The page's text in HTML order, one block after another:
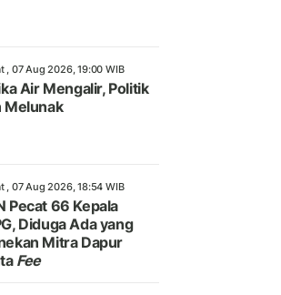
, 07 Aug 2026, 19:00 WIB
Air Mengalir, Politik
Melunak
, 07 Aug 2026, 18:54 WIB
Pecat 66 Kepala
Diduga Ada yang
Mitra Dapur
Fee